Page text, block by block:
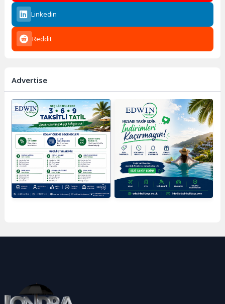
Linkedin
Reddit
Advertise